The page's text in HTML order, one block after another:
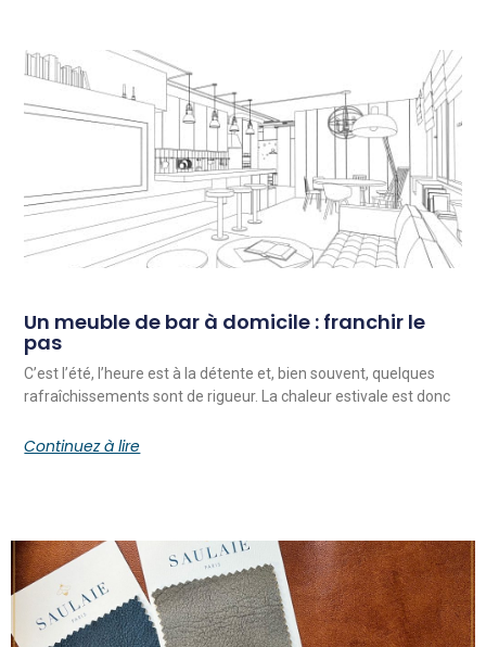
Un meuble de bar à domicile : franchir le
pas
C’est l’été, l’heure est à la détente et, bien souvent, quelques
rafraîchissements sont de rigueur. La chaleur estivale est donc
Continuez à lire